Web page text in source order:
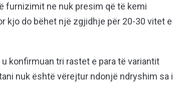
furnizimit ne nuk presim që të kemi
kjo do bëhet një zgjidhje për 20-30 vitet e
konfirmuan tri rastet e para të variantit
nuk është vërejtur ndonjë ndryshim sa i